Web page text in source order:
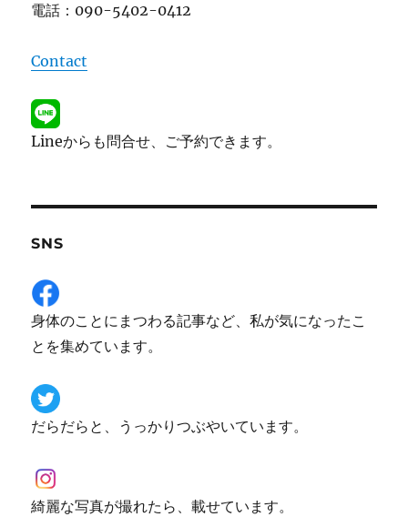
電話：090-5402-0412
Contact
Lineからも問合せ、ご予約できます。
SNS
身体のことにまつわる記事など、私が気になったこ
とを集めています。
だらだらと、うっかりつぶやいています。
綺麗な写真が撮れたら、載せています。